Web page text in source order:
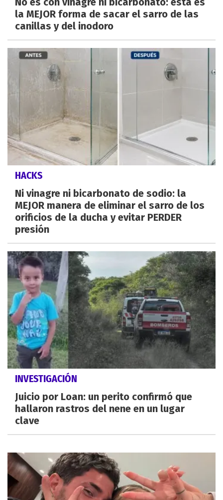
la MEJOR forma de sacar el sarro de las
canillas y del inodoro
HACKS
Ni vinagre ni bicarbonato de sodio: la
MEJOR manera de eliminar el sarro de los
orificios de la ducha y evitar PERDER
presión
INVESTIGACIÓN
Juicio por Loan: un perito confirmó que
hallaron rastros del nene en un lugar
clave